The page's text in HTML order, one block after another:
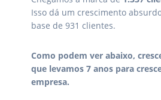
Isso dá um crescimento
base de 931 clientes.
Como podem ver abaixo,
que levamos 7 anos para
empresa.